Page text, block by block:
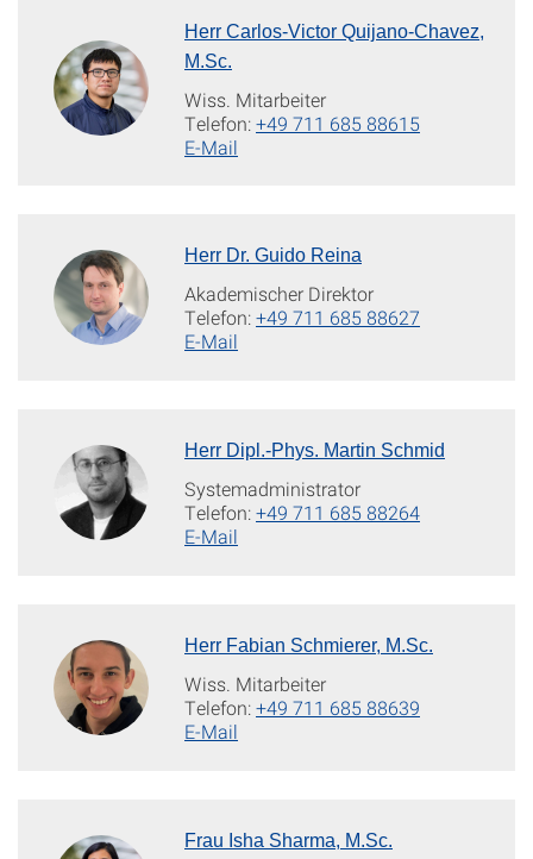
Herr Carlos-Victor Quijano-Chavez,
M.Sc.
Wiss. Mitarbeiter
Telefon:+49 711 685 88615
E-Mail
Herr Dr. Guido Reina
Akademischer Direktor
Telefon:+49 711 685 88627
E-Mail
Herr Dipl.-Phys. Martin Schmid
Systemadministrator
Telefon:+49 711 685 88264
E-Mail
Herr Fabian Schmierer, M.Sc.
Wiss. Mitarbeiter
Telefon:+49 711 685 88639
E-Mail
Frau Isha Sharma, M.Sc.